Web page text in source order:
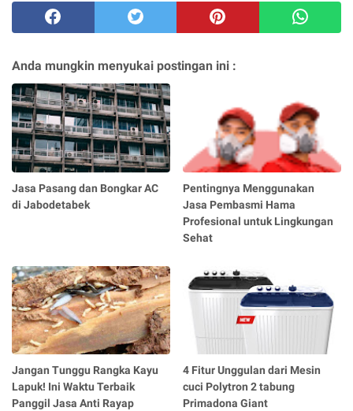
Anda mungkin menyukai postingan ini :
Jasa Pasang dan Bongkar AC
di Jabodetabek
Pentingnya Menggunakan
Jasa Pembasmi Hama
Profesional untuk Lingkungan
Sehat
Jangan Tunggu Rangka Kayu
Lapuk! Ini Waktu Terbaik
Panggil Jasa Anti Rayap
4 Fitur Unggulan dari Mesin
cuci Polytron 2 tabung
Primadona Giant